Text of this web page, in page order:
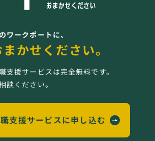
ワークポートに、
かせください。
支援サービスは完全無料です。
談ください。
支援サービスに申し込む